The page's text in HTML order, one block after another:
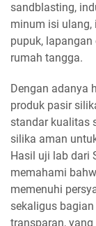
sandblasting,
minum isi ulang,
pupuk,
rumah tangga.
Dengan adanya
produk pasir
standar kualitas
silika aman
Hasil uji lab dari
memahami
memenuhi
sekaligus
transparan,